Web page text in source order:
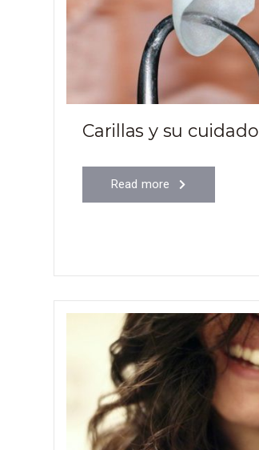
Carillas y su cuidado
Read more